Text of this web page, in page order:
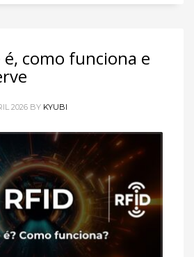
é, como funciona e
2026 BY KYUBI